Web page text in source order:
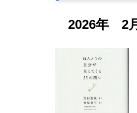
2026年 2